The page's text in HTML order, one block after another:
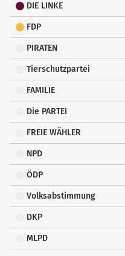
DIE LINKE
FDP
PIRATEN
Tierschutzpartei
FAMILIE
Die PARTEI
FREIE WÄHLER
NPD
ÖDP
Volksabstimmung
DKP
MLPD